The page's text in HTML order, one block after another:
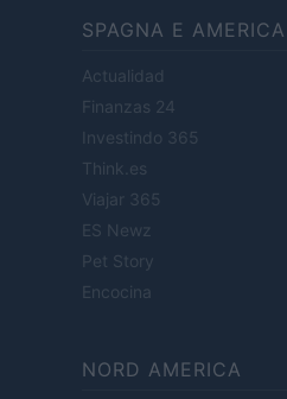
SPAGNA E
Actualidad
Finanzas 24
Investindo 365
Think.es
Viajar 365
ES Newz
Pet Story
Encocina
NORD AMERICA